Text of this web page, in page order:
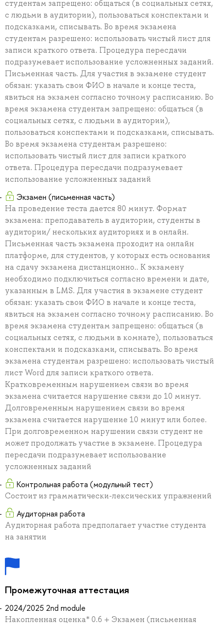
студентам запрещено: общаться (в социальных сетях,
с людьми в аудитории), пользоваться конспектами и
подсказками, списывать. Во время экзамена
студентам разрешено: использовать чистый лист для
записи краткого ответа. Процедура пересдачи
подразумевает использование усложненных заданий.
Письменная часть. Для участия в экзамене студент
обязан: указать свои ФИО в начале и конце теста,
явиться на экзамен согласно точному расписанию. Во
время экзамена студентам запрещено: общаться (в
социальных сетях, с людьми в аудитории),
пользоваться конспектами и подсказками, списывать.
Во время экзамена студентам разрешено:
использовать чистый лист для записи краткого
ответа. Процедура пересдачи подразумевает
использование усложненных заданий
Экзамен (письменная часть)
На проведение теста дается 80 минут. Формат
экзамена: преподаватель в аудитории, студенты в
аудитории/ нескольких аудиториях и в онлайн.
Письменная часть экзамена проходит на онлайн
платформе, для студентов, у которых есть основания
на сдачу экзамена дистанционно.. К экзамену
необходимо подключиться согласно времени и дате,
указанным в LMS. Для участия в экзамене студент
обязан: указать свои ФИО в начале и конце теста,
явиться на экзамен согласно точному расписанию. Во
время экзамена студентам запрещено: общаться (в
социальных сетях, с людьми в комнате), пользоваться
конспектами и подсказками, списывать. Во время
экзамена студентам разрешено: использовать чистый
лист Word для записи краткого ответа.
Кратковременным нарушением связи во время
экзамена считается нарушение связи до 10 минут.
Долговременным нарушением связи во время
экзамена считается нарушение 10 минут или более.
При долговременном нарушении связи студент не
может продолжать участие в экзамене. Процедура
пересдачи подразумевает использование
усложненных заданий
Контрольная работа (модульный тест)
Состоит из грамматически-лексических упражнений
Аудиторная работа
Аудиторная работа предполагает участие студента
на занятии
Промежуточная аттестация
2024/2025 2nd module
Накопленная оценка* 0.6 + Экзамен (письменная